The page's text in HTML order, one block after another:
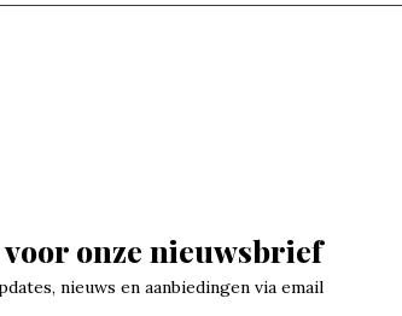
onze nieuwsbrief
nieuws en aanbiedingen via email